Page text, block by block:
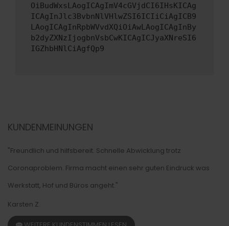
OiBudWxsLAogICAgImV4cGVjdCI6IHsKICAg
ICAgInJlc3BvbnNlVHlwZSI6ICIiCiAgICB9
LAogICAgInRpbWVvdXQiOiAwLAogICAgInBy
b2dyZXNzIjogbnVsbCwKICAgICJyaXNreSI6
IGZhbHNlCiAgfQp9
KUNDENMEINUNGEN
"Freundlich und hilfsbereit. Schnelle Abwicklung trotz
Coronaproblem. Firma macht einen sehr guten Eindruck was
Werkstatt, Hof und Büros angeht."
Karsten Z.